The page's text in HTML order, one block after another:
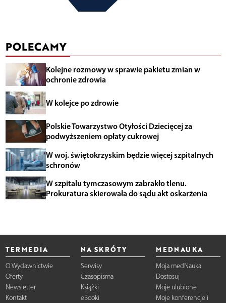
POLECAMY
Kolejne rozmowy w sprawie pakietu zmian w
ochronie zdrowia
W kolejce po zdrowie
Polskie Towarzystwo Otyłości Dziecięcej za
podwyższeniem opłaty cukrowej
W woj. świętokrzyskim będzie więcej szpitalnych
schronów
W szpitalu tymczasowym zabrakło tlenu.
Prokuratura skierowała do sądu akt oskarżenia
TERMEDIA
O Wydawnictwie
Oferty
Newsletter
Kontakt
NA SKRÓTY
Serwisy
Czasopisma
Książki
eBooki
MEDNAUKA
Moja medNauka
Dostosuj
Moje ulubione
Moje konferencje i